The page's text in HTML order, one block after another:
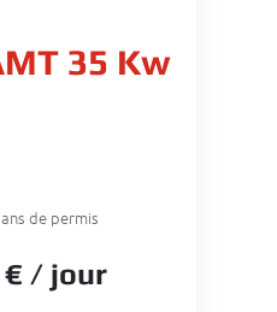
35 Kw
de permis
/ jour